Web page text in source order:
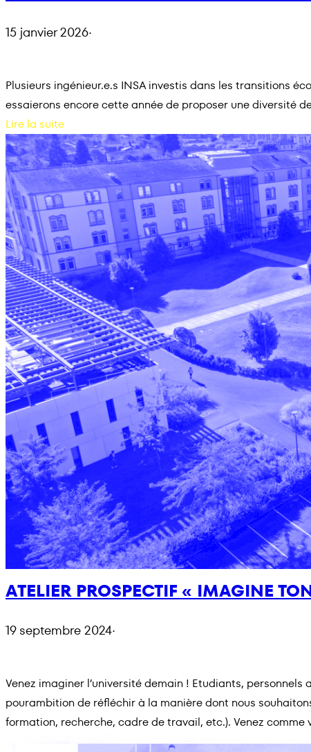
15 janvier 2026·
Plusieurs ingénieur.e.s INSA investis dans les transitions
essaierons encore cette année de proposer une diversité
Lire la suite
ATELIER PROSPECTIF « IMAGINE
19 septembre 2024·
Venez imaginer l’université demain ! Etudiants,
pourambition de réfléchir à la manière dont nous
formation, recherche, cadre de travail, etc.). Venez comme